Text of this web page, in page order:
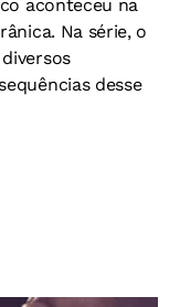
aconteceu na
Na série, o
desse